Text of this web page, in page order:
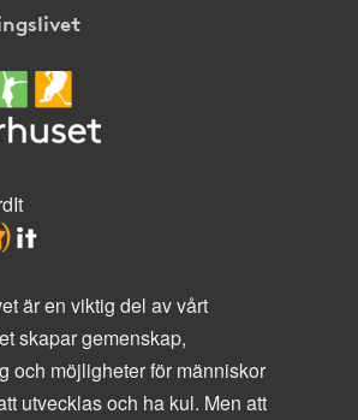
är en viktig del av vårt
skapar gemenskap,
och möjligheter för människor
utvecklas och ha kul. Men att